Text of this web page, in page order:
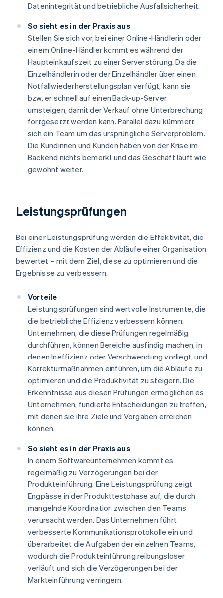
Datenintegrität und betriebliche Ausfallsicherheit.
So sieht es in der Praxis aus
Stellen Sie sich vor, bei einer Online-Händlerin oder
einem Online-Händler kommt es während der
Haupteinkaufszeit zu einer Serverstörung. Da die
Einzelhändlerin oder der Einzelhändler über einen
Notfallwiederherstellungsplan verfügt, kann sie
bzw. er schnell auf einen Back-up-Server
umsteigen, damit der Verkauf ohne Unterbrechung
fortgesetzt werden kann. Parallel dazu kümmert
sich ein Team um das ursprüngliche Serverproblem.
Die Kundinnen und Kunden haben von der Krise im
Backend nichts bemerkt und das Geschäft läuft wie
gewohnt weiter.
Leistungsprüfungen
Bei einer Leistungsprüfung werden die Effektivität, die
Effizienz und die Kosten der Abläufe einer Organisation
bewertet – mit dem Ziel, diese zu optimieren und die
Ergebnisse zu verbessern.
Vorteile
Leistungsprüfungen sind wertvolle Instrumente, die
die betriebliche Effizienz verbessern können.
Unternehmen, die diese Prüfungen regelmäßig
durchführen, können Bereiche ausfindig machen, in
denen Ineffizienz oder Verschwendung vorliegt, und
Korrekturmaßnahmen einführen, um die Abläufe zu
optimieren und die Produktivität zu steigern. Die
Erkenntnisse aus diesen Prüfungen ermöglichen es
Unternehmen, fundierte Entscheidungen zu treffen,
mit denen sie ihre Ziele und Vorgaben erreichen
können.
So sieht es in der Praxis aus
In einem Softwareunternehmen kommt es
regelmäßig zu Verzögerungen bei der
Produkteinführung. Eine Leistungsprüfung zeigt
Engpässe in der Produkttestphase auf, die durch
mangelnde Koordination zwischen den Teams
verursacht werden. Das Unternehmen führt
verbesserte Kommunikationsprotokolle ein und
überarbeitet die Aufgaben der einzelnen Teams,
wodurch die Produkteinführung reibungsloser
verläuft und sich die Verzögerungen bei der
Markteinführung verringern.